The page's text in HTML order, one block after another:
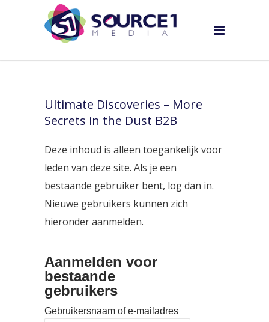
Ultimate Discoveries – More
Secrets in the Dust B2B
Deze inhoud is alleen toegankelijk voor
leden van deze site. Als je een
bestaande gebruiker bent, log dan in.
Nieuwe gebruikers kunnen zich
hieronder aanmelden.
Aanmelden voor
bestaande
gebruikers
Gebruikersnaam of e-mailadres